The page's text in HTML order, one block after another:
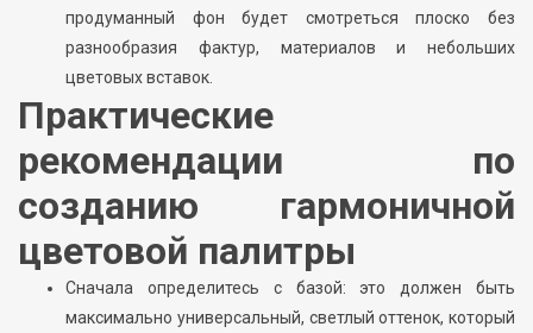
продуманный фон будет смотреться плоско без
разнообразия фактур, материалов и небольших
цветовых вставок.
Практические
рекомендации по
созданию гармоничной
цветовой палитры
Сначала определитесь с базой: это должен быть
максимально универсальный, светлый оттенок, который